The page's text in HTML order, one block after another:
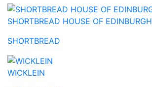
SHORTBREAD HOUSE OF EDINBURGH
SHORTBREAD
WICKLEIN